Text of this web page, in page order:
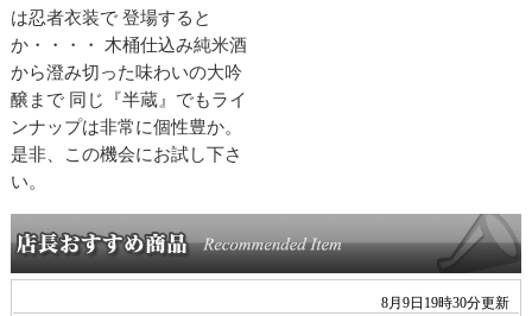
は忍者衣装で 登場すると
か・・・・ 木桶仕込み純米酒
から澄み切った味わいの大吟
醸まで 同じ『半蔵』でもライ
ンナップは非常に個性豊か。
是非、この機会にお試し下さ
い。